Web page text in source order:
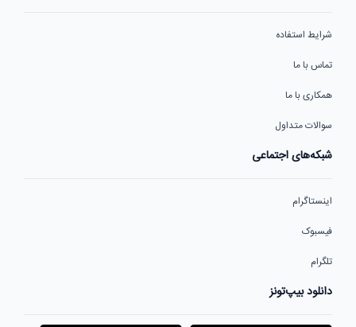
شرایط استفاده
تماس با ما
همکاری با ما
سوالات متداول
شبکه‌های اجتماعی
اینستاگرام
فیسبوک
تلگرام
دانلود بیپ‌تونز